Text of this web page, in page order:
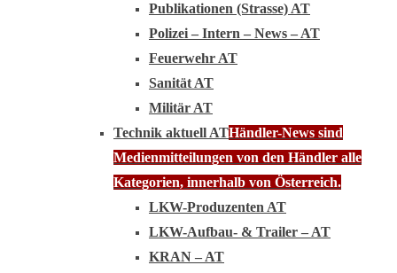
Publikationen (Strasse) AT
Polizei – Intern – News – AT
Feuerwehr AT
Sanität AT
Militär AT
Technik aktuell ATHändler-News sind
Medienmitteilungen von den Händler alle
Kategorien, innerhalb von Österreich.
LKW-Produzenten AT
LKW-Aufbau- & Trailer – AT
KRAN – AT